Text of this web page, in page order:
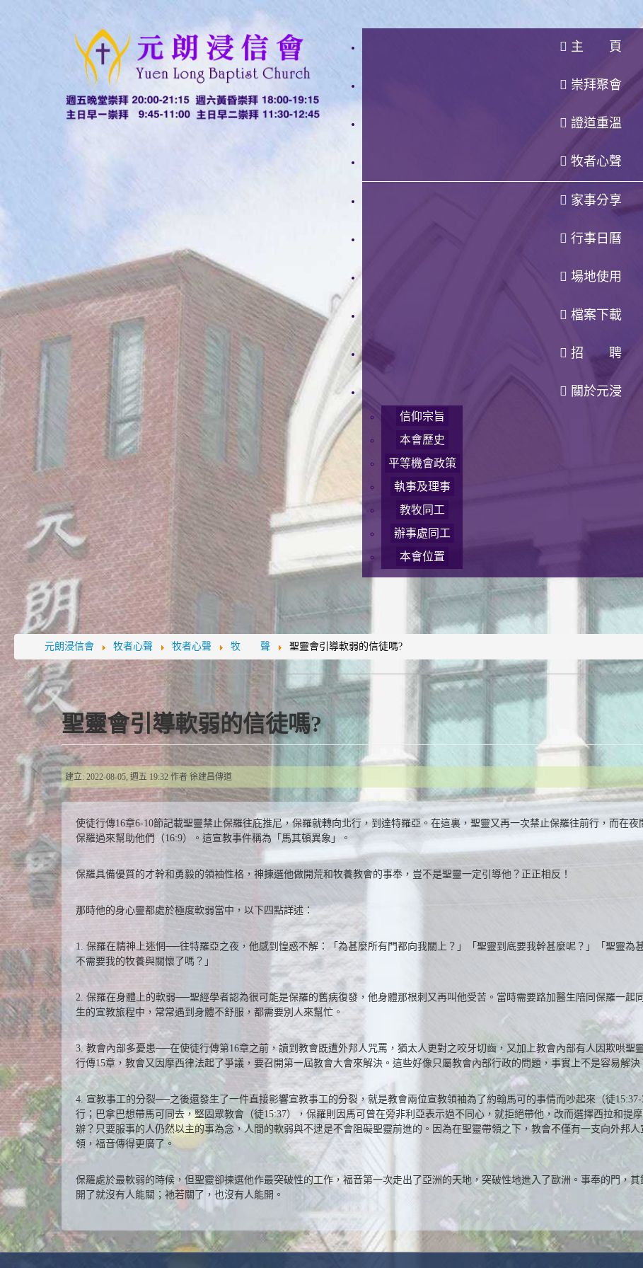
主 頁
崇拜聚會
證道重溫
牧者心聲
家事分享
行事日曆
場地使用
檔案下載
招 聘
關於元浸
信仰宗旨
本會歷史
平等機會政策
執事及理事
教牧同工
辦事處同工
本會位置
元朗浸信會 牧者心聲 牧者心聲 牧 聲 聖靈會引導軟弱的信徒嗎?
聖靈會引導軟弱的信徒嗎?
建立: 2022-08-05, 週五 19:32 作者 徐建昌傳道
使徒行傳16章6-10節記載聖靈禁止保羅往庇推尼，保羅就轉向北行，到達特羅亞。在這裏，聖靈又再一次禁止保羅往前行，而在
保羅過來幫助他們（16:9）。這宣教事件稱為「馬其頓異象」。
保羅具備優質的才幹和勇毅的領袖性格，神揀選他做開荒和牧養教會的事奉，豈不是聖靈一定引導他？正正相反！
那時他的身心靈都處於極度軟弱當中，以下四點詳述：
1. 保羅在精神上迷惘──往特羅亞之夜，他感到惶惑不解：「為甚麼所有門都向我關上？」「聖靈到底要我幹甚麼呢？」「聖靈為
不需要我的牧養與關懷了嗎？」
2. 保羅在身體上的軟弱──聖經學者認為很可能是保羅的舊病復發，他身體那根刺又再叫他受苦。當時需要路加醫生陪同保羅一起
生的宣教旅程中，常常遇到身體不舒服，都需要別人來幫忙。
3. 教會內部多憂患──在使徒行傳第16章之前，讀到教會既遭外邦人咒罵，猶太人更對之咬牙切齒，又加上教會內部有人因欺哄聖
行傳15章，教會又因摩西律法起了爭議，要召開第一屆教會大會來解決。這些好像只屬教會內部行政的問題，事實上不是容易解決
4. 宣教事工的分裂──之後還發生了一件直接影響宣教事工的分裂，就是教會兩位宣教領袖為了約翰馬可的事情而吵起來（徒
行；巴拿巴想帶馬可同去，堅固眾教會（徒15:37），保羅則因馬可曾在旁非利亞表示過不同心，就拒絕帶他，改而選擇西拉和提
辦？只要服事的人仍然以主的事為念，人間的軟弱與不逮是不會阻礙聖靈前進的。因為在聖靈帶領之下，教會不僅有一支向外邦
領，福音傳得更廣了。
保羅處於最軟弱的時候，但聖靈卻揀選他作最突破性的工作，福音第一次走出了亞洲的天地，突破性地進入了歐洲。事奉的門，
開了就沒有人能關；祂若關了，也沒有人能開。